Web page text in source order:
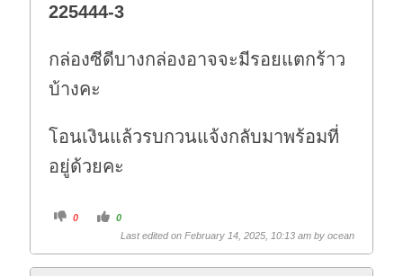
225444-3
กล่องซีดีบางกล่องอาจจะมีรอยแตกร้าว
บ้างคะ
โอนเงินแล้วรบกวนแจ้งกลับมาพร้อมที่
อยู่ด้วยคะ
C
k
0
C
k
0
Last edited on February 14, 2025, 10:13 am by ocean